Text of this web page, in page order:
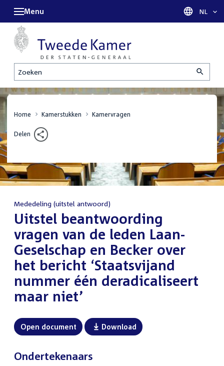
Zoeken
Menu Taal
NL
Home Kamerstukken Kamervragen
Delen
Mededeling (uitstel antwoord)
:Uitstel beantwoording
vragen van de leden Laan-
Geselschap en Becker over
het bericht ‘Staatsvijand
nummer één deradicaliseert
maar niet’
Open document Download
Ondertekenaars